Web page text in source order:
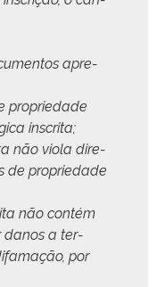
apre­
pro­priedade
inscrita;
não vio­la dire­
de pro­priedade
não con­tém
danos a ter­
por